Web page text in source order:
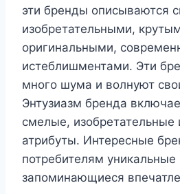
эти бренды описываются
изобретательными,
оригинальными,
истеблишментами. Эти
много шума и волнуют
Энтузиазм бренда
смелые,
атрибуты. Интересные
потребителям уникальные
запоминающиеся